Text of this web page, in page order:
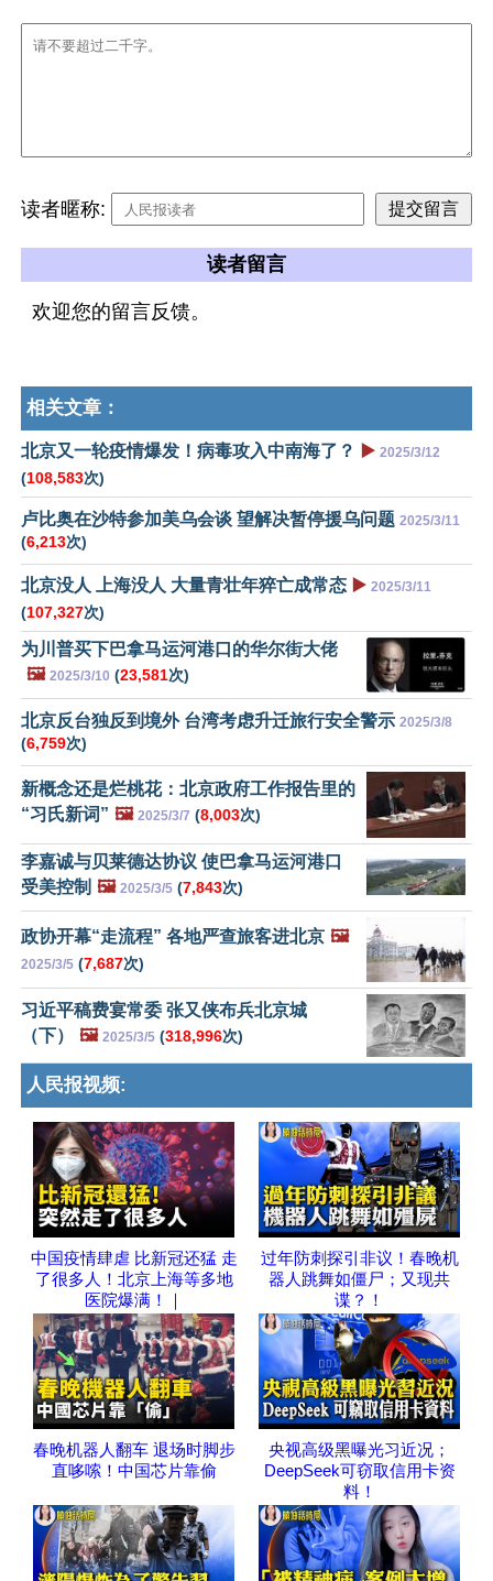
读者暱称:
读者留言
欢迎您的留言反馈。
相关文章：
北京又一轮疫情爆发！病毒攻入中南海了？ ▶️ 2025/3/12
(108,583次)
卢比奥在沙特参加美乌会谈 望解决暂停援乌问题 2025/3/11
(6,213次)
北京没人 上海没人 大量青壮年猝亡成常态 ▶️ 2025/3/11
(107,327次)
为川普买下巴拿马运河港口的华尔街大佬
🖼️ 2025/3/10 (23,581次)
北京反台独反到境外 台湾考虑升迁旅行安全警示 2025/3/8
(6,759次)
新概念还是烂桃花：北京政府工作报告里的
“习氏新词” 🖼️ 2025/3/7 (8,003次)
李嘉诚与贝莱德达协议 使巴拿马运河港口
受美控制 🖼️ 2025/3/5 (7,843次)
政协开幕“走流程” 各地严查旅客进北京 🖼️
2025/3/5 (7,687次)
习近平稿费宴常委 张又侠布兵北京城
（下）
🖼️ 2025/3/5 (318,996次)
人民报视频:
中国疫情肆虐 比新冠还猛 走
了很多人！北京上海等多地
医院爆满！｜
过年防刺探引非议！春晚机
器人跳舞如僵尸；又现共
谍？！
春晚机器人翻车 退场时脚步
直哆嗦！中国芯片靠偷
央视高级黑曝光习近况；
DeepSeek可窃取信用卡资
料！